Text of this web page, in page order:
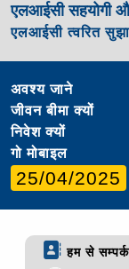
एलआईसी सहयोगी
एलआईसी त्वरित
अवश्य जाने
जीवन बीमा क्यों
निवेश क्यों
गो मोबाइल
25/04/2025
हम से